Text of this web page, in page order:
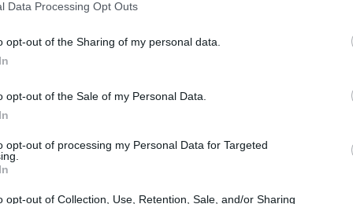
Data Processing Opt Outs
opt-out of the Sharing of my personal data.
opt-out of the Sale of my Personal Data.
opt-out of processing my Personal Data for Targeted
opt-out of Collection, Use, Retention, Sale, and/or Sharing
Unidos
de aranceles estaba presente, se produjo un
Estas alcanzaron picos de
en marzo. Sin embargo, tras este repunte, ha
un futuro complicado para las exportaciones